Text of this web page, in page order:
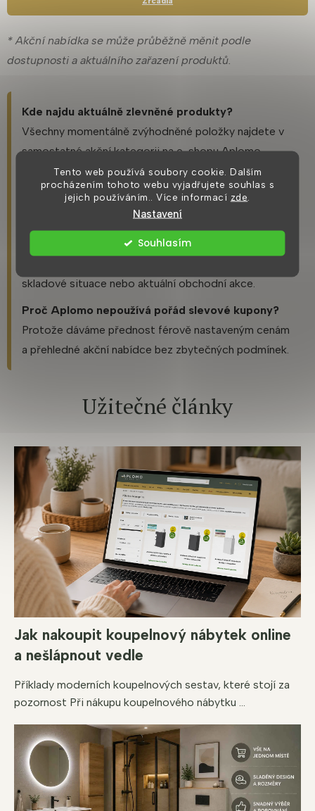
Tento web používá soubory cookie. Dalším
procházením tohoto webu vyjadřujete souhlas s
jejich používáním.. Více informací zde
Nastavení
Souhlasím
* Akční nabídka se může průběžně měnit podle
dostupnosti a aktuálního zařazení produktů.
Kde najdu aktuálně zlevněné produkty?
Všechny momentálně zvýhodněné položky najdete v
samostatné akční kategorii na e-shopu Aplomo.
Potřebuji slevový kód?
Ne. Pokud je produkt zařazený v akční nabídce,
zvýhodněná cena je uvedena přímo u něj.
Jsou akční ceny trvalé?
skladové situace nebo aktuální obchodní akce.
Proč Aplomo nepoužívá pořád slevové kupony?
Protože dáváme přednost férově nastaveným cenám
a přehledné akční nabídce bez zbytečných podmínek.
Užitečné články
Jak nakoupit koupelnový nábytek online
a nešlápnout vedle
Příklady moderních koupelnových sestav, které stojí za
pozornost Při nákupu koupelnového nábytku ...